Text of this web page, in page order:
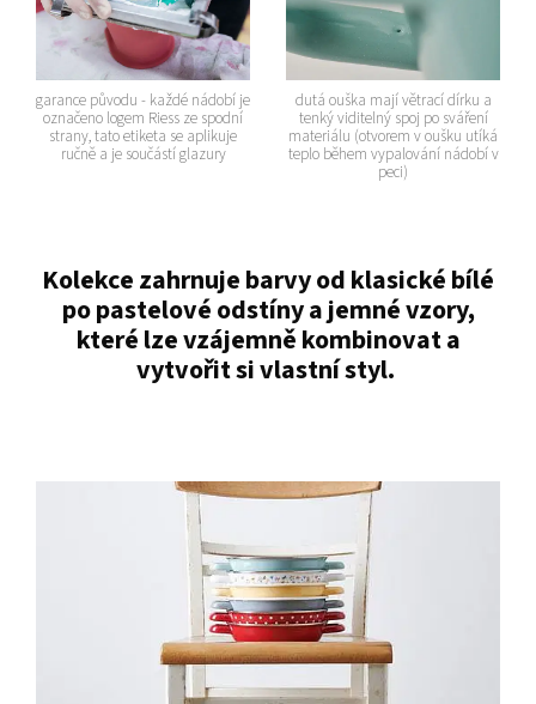
garance původu - každé nádobí je
označeno logem Riess ze spodní
strany, tato etiketa se aplikuje
ručně a je součástí glazury
dutá ouška mají větrací dírku a
tenký viditelný spoj po sváření
materiálu (otvorem v oušku utíká
teplo během vypalování nádobí v
peci)
Kolekce zahrnuje barvy od klasické bílé
po pastelové odstíny a jemné vzory,
které lze vzájemně kombinovat a
vytvořit si vlastní styl.